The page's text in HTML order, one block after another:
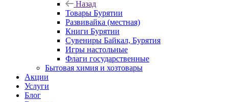
Назад
Товары Бурятии
Развивайка (местная)
Книги Бурятии
Сувениры Байкал, Бурятия
Игры настольные
Флаги государственные
Бытовая химия и хозтовары
Акции
Услуги
Блог